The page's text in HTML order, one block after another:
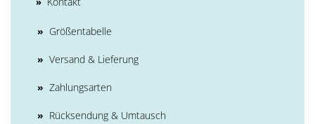
» Größentabelle
» Versand & Lieferung
» Zahlungsarten
» Rücksendung & Umtausch